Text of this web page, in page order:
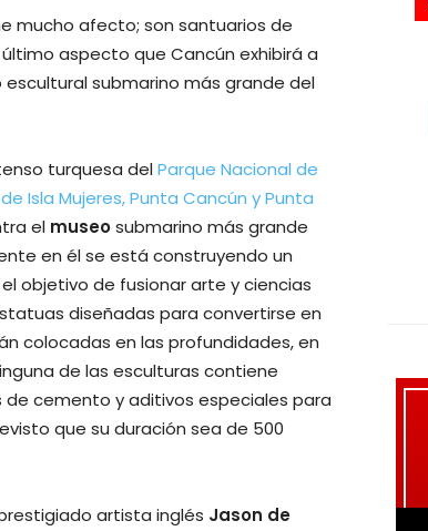
mucho afecto; son santuarios de
aspecto que Cancún exhibirá a
escultural submarino más grande del
turquesa delParque Nacional de
Isla Mujeres, Punta Cancún y Punta
el museosubmarino más grande
en él se está construyendo un
objetivo de fusionar arte y ciencias
diseñadas para convertirse en
colocadas en las profundidades, en
de las esculturas contiene
cemento y aditivos especiales para
que su duración sea de 500
artista inglés Jason de